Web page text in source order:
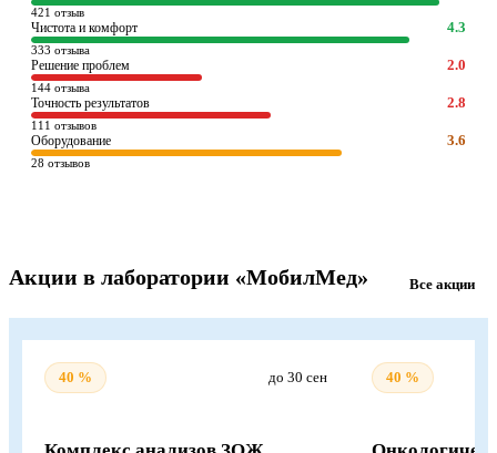
421 отзыв
Чистота и комфорт 4.3
333 отзыва
Решение проблем 2.0
144 отзыва
Точность результатов 2.8
111 отзывов
Оборудование 3.6
28 отзывов
Акции в лаборатории «МобилМед» Все акции
40 % до 30 сен 40 %